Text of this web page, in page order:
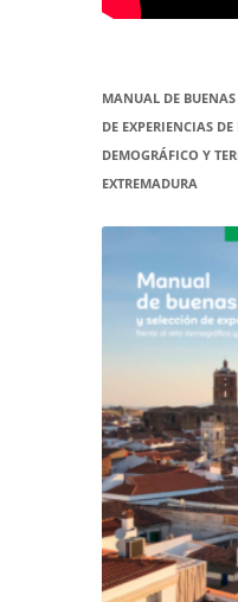
MANUAL DE BUENAS
DE EXPERIENCIAS
DEMOGRÁFICO Y
EXTREMADURA